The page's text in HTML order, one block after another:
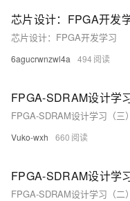
芯片设计：FPGA开发
芯片设计：FPGA开发学习
6agucrwnzwl4a 494
Vuko-wxh 660